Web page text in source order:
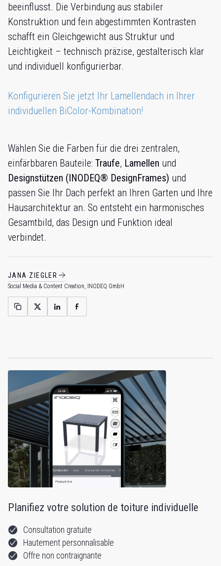
beeinflusst. Die Verbindung aus stabiler
Konstruktion und fein abgestimmten Kontrasten
schafft ein Gleichgewicht aus Struktur und
Leichtigkeit – technisch präzise, gestalterisch klar
und individuell konfigurierbar.
Konfigurieren Sie jetzt Ihr Lamellendach in Ihrer
individuellen BiColor-Kombination!
Wählen Sie die Farben für die drei zentralen,
einfärbbaren Bauteile: Traufe, Lamellen und
Designstützen (INODEQ® DesignFrames) und
passen Sie Ihr Dach perfekt an Ihren Garten und Ihre
Hausarchitektur an. So entsteht ein harmonisches
Gesamtbild, das Design und Funktion ideal
verbindet.
JANA ZIEGLER
Social Media & Content Creation, INODEQ GmbH
Planifiez votre solution de toiture individuelle
Consultation gratuite
Hautement personnalisable
Offre non contraignante